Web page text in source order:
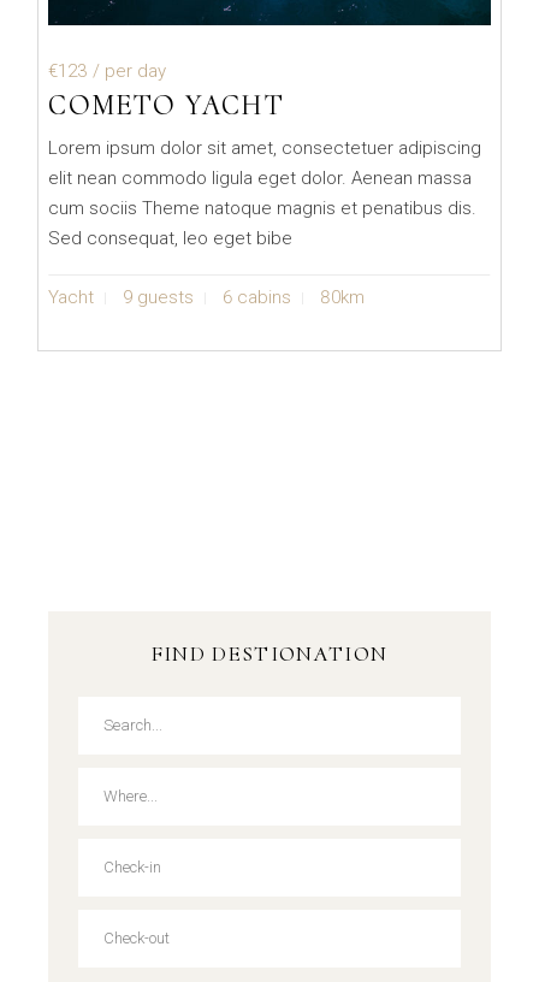
€123 / per day
COMETO YACHT
Lorem ipsum dolor sit amet, consectetuer adipiscing
elit nean commodo ligula eget dolor. Aenean massa
cum sociis Theme natoque magnis et penatibus dis.
Sed consequat, leo eget bibe
Yacht 9 guests 6 cabins 80km
FIND DESTIONATION